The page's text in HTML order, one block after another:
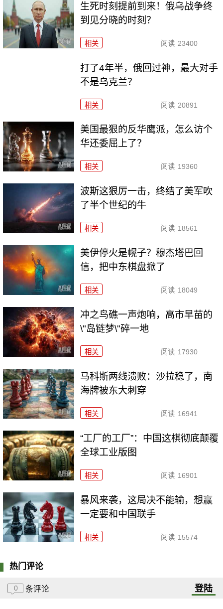
生死时刻提前到来！俄乌战争终
到见分晓的时刻？
相关 阅读 23400
打了4年半，俄回过神，最大对手
不是乌克兰？
相关 阅读 20891
美国最狠的反华鹰派，怎么访个
华还委屈上了？
相关 阅读 19360
波斯这狠厉一击，终结了美军吹
了半个世纪的牛
相关 阅读 18561
美伊停火是幌子？穆杰塔巴回
信，把中东棋盘掀了
相关 阅读 18049
冲之鸟礁一声炮响，高市早苗的
\"岛链梦\"碎一地
相关 阅读 17930
马科斯两线溃败：沙拉稳了，南
海牌被东大刺穿
相关 阅读 16941
“工厂的工厂”：中国这棋彻底颠覆
全球工业版图
相关 阅读 16901
暴风来袭，这局决不能输，想赢
一定要和中国联手
相关 阅读 15574
热门评论
0 条评论 登陆